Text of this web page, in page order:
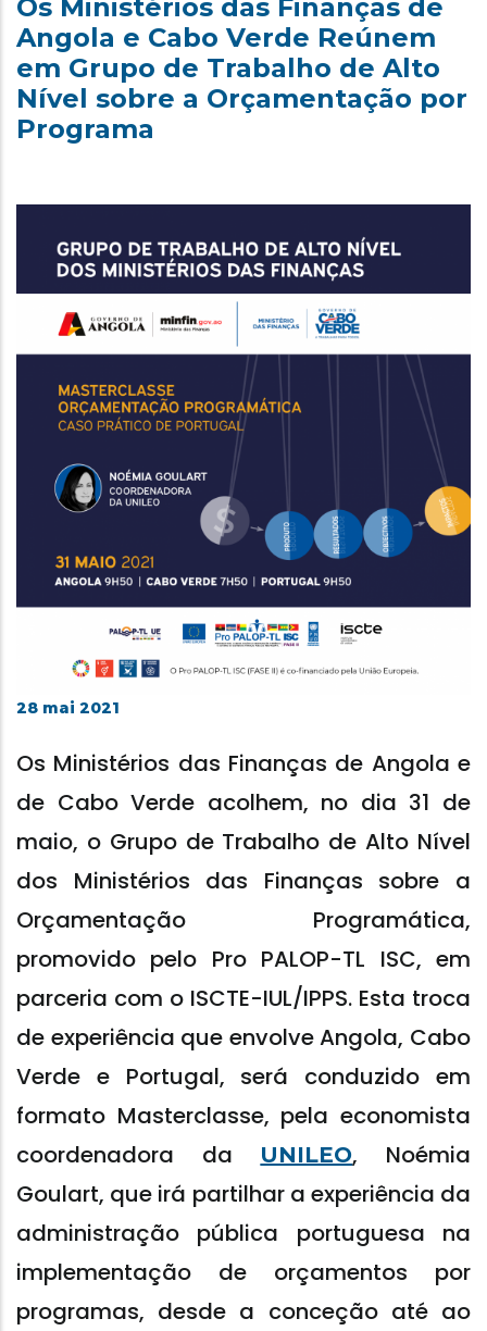
Os Ministérios das Finanças de
Angola e Cabo Verde Reúnem
em Grupo de Trabalho de Alto
Nível sobre a Orçamentação por
Programa
28 mai 2021
Os Ministérios das Finanças de Angola e
de Cabo Verde acolhem, no dia 31 de
maio, o Grupo de Trabalho de Alto Nível
dos Ministérios das Finanças sobre a
Orçamentação Programática,
promovido pelo Pro PALOP-TL ISC, em
parceria com o ISCTE-IUL/IPPS. Esta troca
de experiência que envolve Angola, Cabo
Verde e Portugal, será conduzido em
formato Masterclasse, pela economista
coordenadora da
UNILEO, Noémia
Goulart, que irá partilhar a experiência da
administração pública portuguesa na
implementação de orçamentos por
programas, desde a conceção até ao